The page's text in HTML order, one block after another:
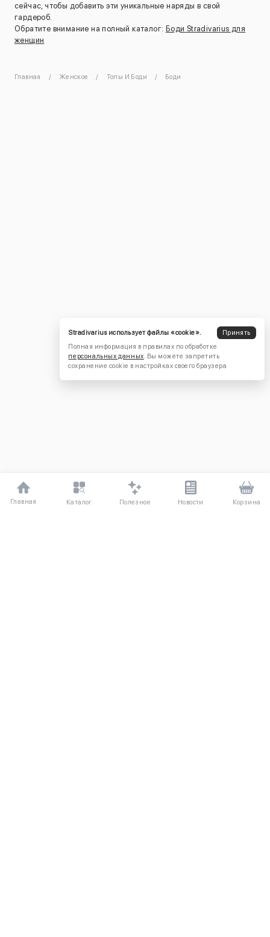
сейчас, чтобы добавить эти уникальные наряды в свой
гардероб.
Обратите внимание на полный каталог: Боди Stradivarius для
женщин
Главная Женское Топы И Боди Боди
Главная Каталог Полезное Новости Корзина
Stradivarius использует файлы «cookie».
Принять
Полная информация в правилах по обработке
персональных данных. Вы можете запретить
сохранение cookie в настройках своего браузера